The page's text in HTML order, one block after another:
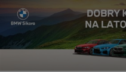
Przejdź
treści